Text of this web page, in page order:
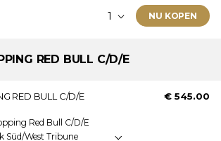
als e-ticket verstuurd.
NU KOPEN
vindt u onder de ticketlijst.
op: Vrijdag · Zaterdag · Zondag
RED BULL C/D/E
RED BULL C/D/E
Red Bull C/D/E
Süd/West Tribune
€ 545.00